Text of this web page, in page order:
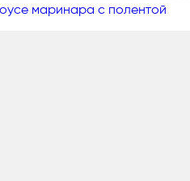
маринара с полентой